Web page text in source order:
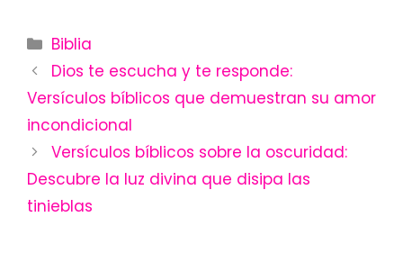
Categories
Biblia
Dios te escucha y te responde:
Versículos bíblicos que demuestran su amor
incondicional
Versículos bíblicos sobre la oscuridad:
Descubre la luz divina que disipa las
tinieblas